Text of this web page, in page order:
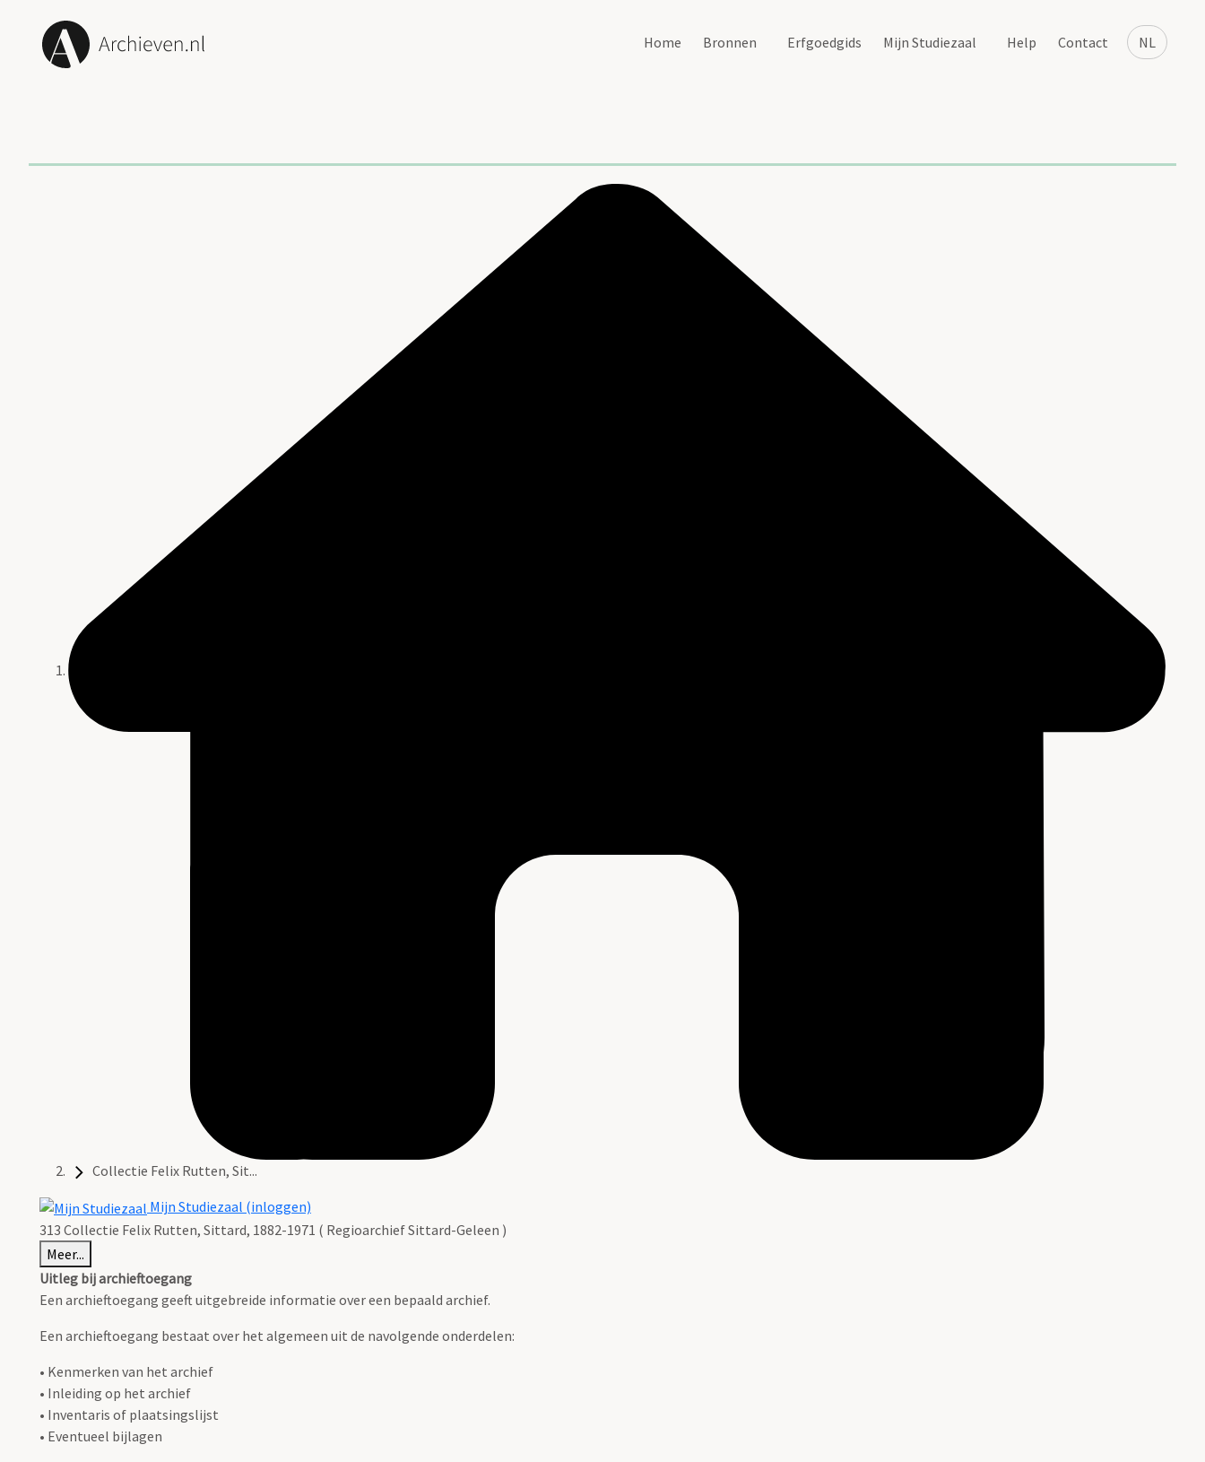
NL
Home Bronnen Erfgoedgids Mijn Studiezaal Help Contact
Collectie Felix Rutten, Sit...
Mijn Studiezaal (inloggen)
313 Collectie Felix Rutten, Sittard, 1882-1971 ( Regioarchief Sittard-Geleen )
Meer...
Uitleg bij archieftoegang
Een archieftoegang geeft uitgebreide informatie over een bepaald archief.
Een archieftoegang bestaat over het algemeen uit de navolgende onderdelen:
• Kenmerken van het archief
• Inleiding op het archief
• Inventaris of plaatsingslijst
• Eventueel bijlagen